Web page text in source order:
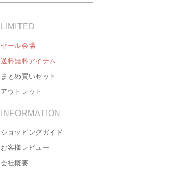
LIMITED
セール会場
送料無料アイテム
まとめ買いセット
アウトレット
INFORMATION
ショッピングガイド
お客様レビュー
会社概要